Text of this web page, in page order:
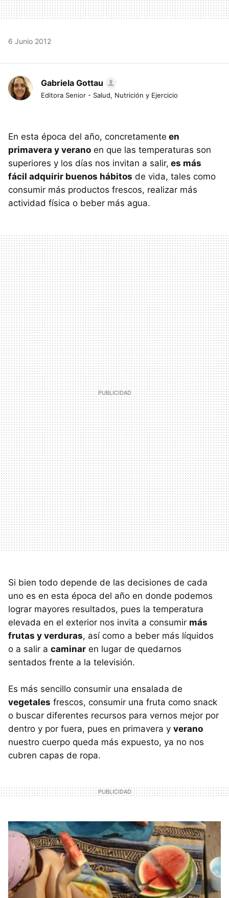
6 Junio 2012
Gabriela Gottau
Editora Senior - Salud, Nutrición y Ejercicio
En esta época del año, concretamente en
primavera y verano en que las temperaturas son
superiores y los días nos invitan a salir, es más
fácil adquirir buenos hábitos de vida, tales como
consumir más productos frescos, realizar más
actividad física o beber más agua.
Si bien todo depende de las decisiones de cada
uno es en esta época del año en donde podemos
lograr mayores resultados, pues la temperatura
elevada en el exterior nos invita a consumir más
frutas y verduras, así como a beber más líquidos
o a salir a caminar en lugar de quedarnos
sentados frente a la televisión.
Es más sencillo consumir una ensalada de
vegetales frescos, consumir una fruta como snack
o buscar diferentes recursos para vernos mejor por
dentro y por fuera, pues en primavera y verano
nuestro cuerpo queda más expuesto, ya no nos
cubren capas de ropa.